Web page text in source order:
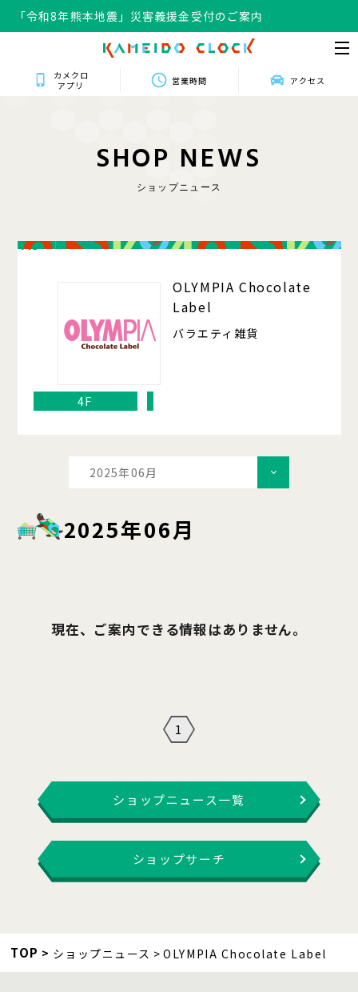
「令和8年熊本地震」災害義援金受付のご案内
カメクロ
アプリ
営業時間 アクセス
SHOP NEWS
ショップニュース
413
OLYMPIA Chocolate
Label
バラエティ雑貨
4F
2025年06月
2025年06月
現在、ご案内できる情報はありません。
1
ショップニュース一覧
ショップサーチ
TOP ショップニュース OLYMPIA Chocolate Label